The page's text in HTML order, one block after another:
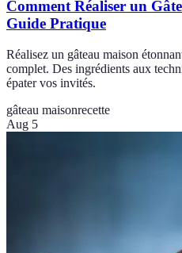
Comment Réaliser un
Guide Pratique
Réalisez un gâteau maison
complet. Des ingrédients aux
épater vos invités.
gâteau maisonrecette
Aug 5